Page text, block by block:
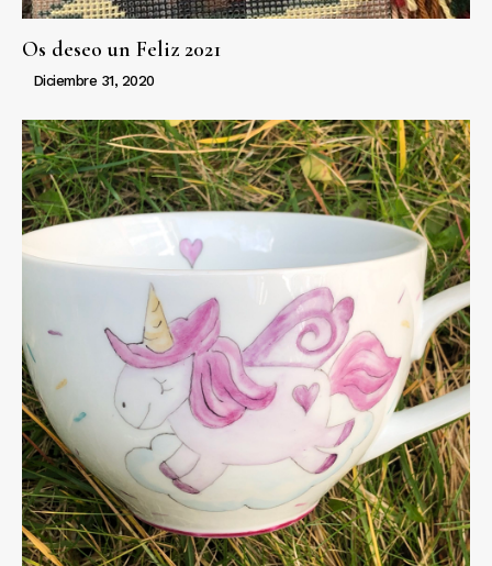
Os deseo un Feliz 2021
Diciembre 31, 2020